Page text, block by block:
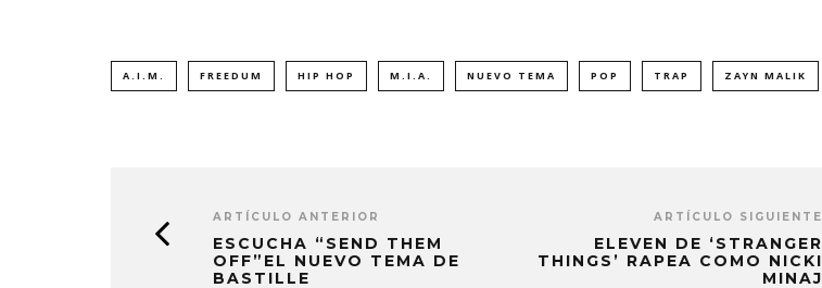
A.I.M. FREEDUM HIP HOP M.I.A. NUEVO TEMA POP TRAP ZAYN MALIK
ARTÍCULO ANTERIOR
ESCUCHA “SEND THEM
OFF”EL NUEVO TEMA DE
BASTILLE
ARTÍCULO SIGUIENTE
ELEVEN DE ‘STRANGER
THINGS’ RAPEA COMO NICKI
MINAJ